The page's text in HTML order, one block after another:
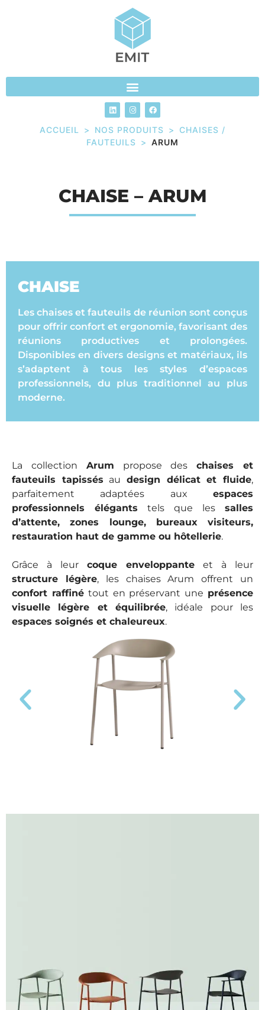
ACCUEIL > NOS PRODUITS >
CHAISES /
FAUTEUILS > ARUM
CHAISE – ARUM
CHAISE
Les chaises et fauteuils de réunion sont conçus
pour offrir confort et ergonomie, favorisant des
réunions productives et prolongées.
Disponibles en divers designs et matériaux, ils
s’adaptent à tous les styles d’espaces
professionnels, du plus traditionnel au plus
moderne.
La collection Arum propose deschaises et
fauteuils tapissés audesign délicat et fluide,
parfaitement adaptées aux espaces
professionnels élégants tels que les salles
d’attente, zones lounge, bureaux visiteurs,
restauration haut de gamme ou hôtellerie.
Grâce à leur coque enveloppante et à leur
structure légère, les chaises Arum offrent un
confort raffinétout en préservant une présence
visuelle légère et équilibrée, idéale pour les
espaces soignés et chaleureux.